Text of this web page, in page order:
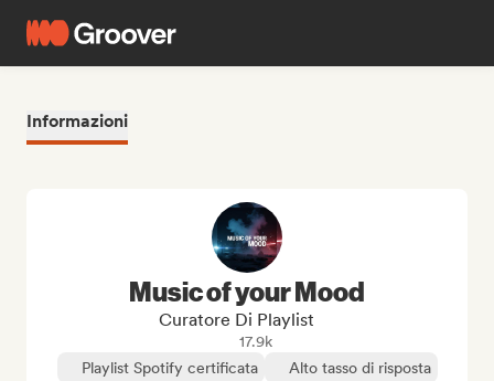
Informazioni
Music of your Mood
Curatore Di Playlist
17.9k
Playlist Spotify certificata
Alto tasso di risposta